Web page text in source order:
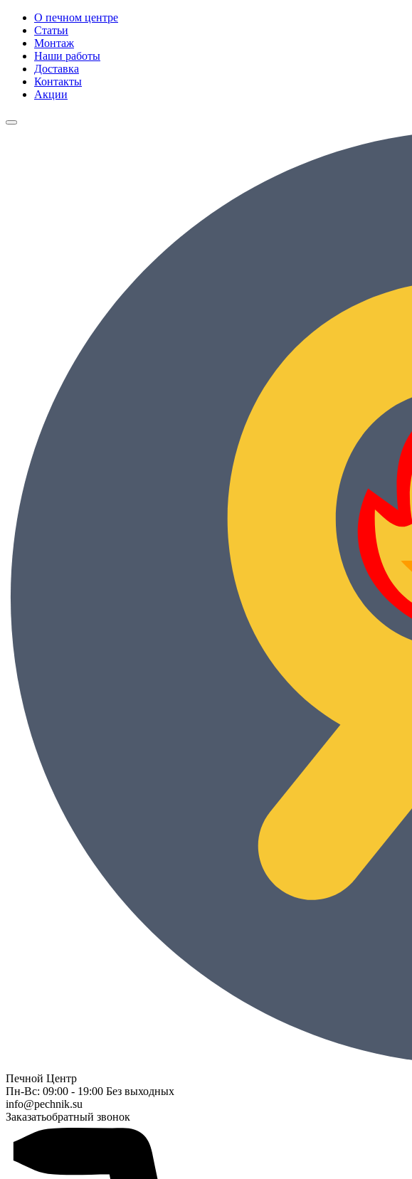
О печном центре
Статьи
Монтаж
Наши работы
Доставка
Контакты
Акции
Печной Центр
Пн-Вс: 09:00 - 19:00 Без выходных
info@pechnik.su
Заказатьобратный звонок